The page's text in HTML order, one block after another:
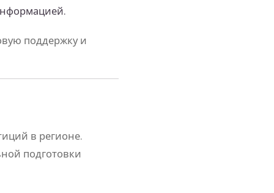
поддержку и
в регионе.
подготовки